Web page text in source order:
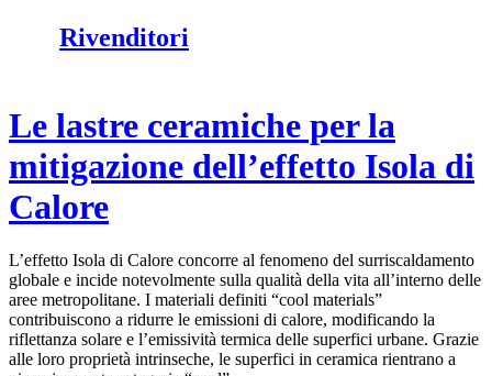
Rivenditori
Le lastre ceramiche per la
mitigazione dell’effetto Isola di
Calore
L’effetto Isola di Calore concorre al fenomeno del surriscaldamento
globale e incide notevolmente sulla qualità della vita all’interno delle
aree metropolitane. I materiali definiti “cool materials”
contribuiscono a ridurre le emissioni di calore, modificando la
riflettanza solare e l’emissività termica delle superfici urbane. Grazie
alle loro proprietà intrinseche, le superfici in ceramica rientrano a